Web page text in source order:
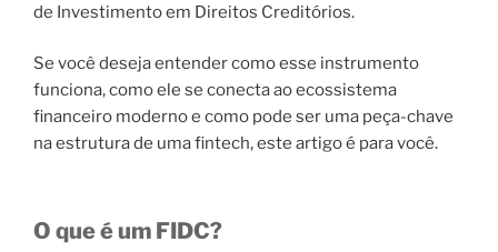
de Investimento em Direitos Creditórios.
Se você deseja entender como esse instrumento
funciona, como ele se conecta ao ecossistema
financeiro moderno e como pode ser uma peça-chave
na estrutura de uma fintech, este artigo é para você.
O que é um FIDC?